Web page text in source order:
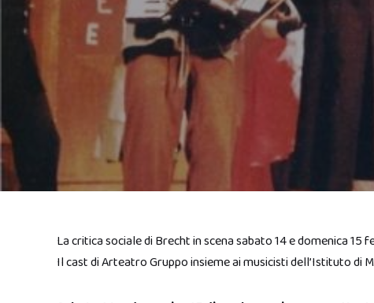
La critica sociale di Brecht in scena sabato 14 e domenica 15
Il cast di Arteatro Gruppo insieme ai musicisti dell’Istituto di